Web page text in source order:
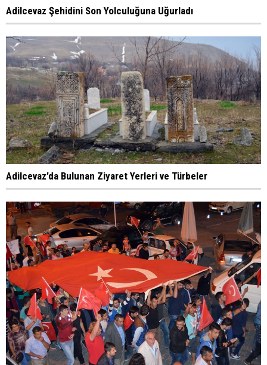
Adilcevaz Şehidini Son Yolculuğuna Uğurladı
Adilcevaz’da Bulunan Ziyaret Yerleri ve Türbeler